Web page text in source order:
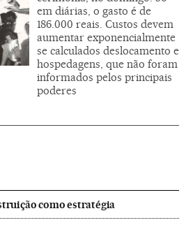
em diárias, o gasto é de
186.000 reais. Custos devem
aumentar exponencialmente
se calculados deslocamento e
hospedagens, que não foram
informados pelos principais
poderes
como estratégia